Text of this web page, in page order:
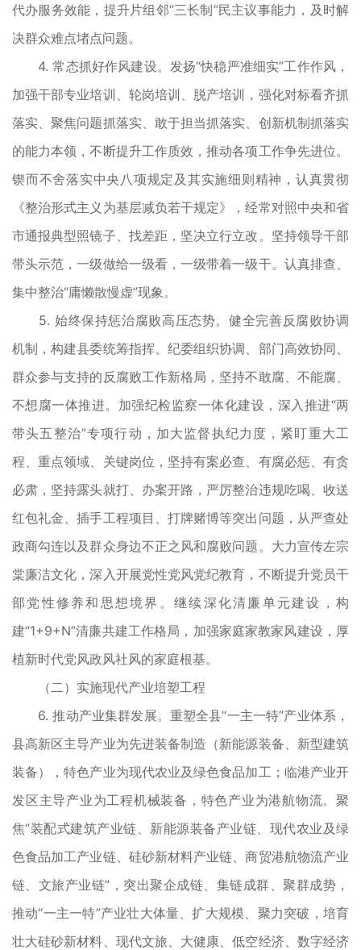
代办服务效能，提升片组邻“三长制”民主议事能力，及时解
决群众难点堵点问题。
4. 常态抓好作风建设。发扬“快稳严准细实”工作作风，
加强干部专业培训、轮岗培训、脱产培训，强化对标看齐抓
落实、聚焦问题抓落实、敢于担当抓落实、创新机制抓落实
的能力本领，不断提升工作质效，推动各项工作争先进位。
锲而不舍落实中央八项规定及其实施细则精神，认真贯彻
《整治形式主义为基层减负若干规定》，经常对照中央和省
市通报典型照镜子、找差距，坚决立行立改。坚持领导干部
带头示范，一级做给一级看，一级带着一级干。认真排查、
集中整治“庸懒散慢虚”现象。
5. 始终保持惩治腐败高压态势。健全完善反腐败协调
机制，构建县委统筹指挥、纪委组织协调、部门高效协同、
群众参与支持的反腐败工作新格局，坚持不敢腐、不能腐、
不想腐一体推进。加强纪检监察一体化建设，深入推进“两
带头五整治”专项行动，加大监督执纪力度，紧盯重大工
程、重点领域、关键岗位，坚持有案必查、有腐必惩、有贪
必肃，坚持露头就打、办案开路，严厉整治违规吃喝、收送
红包礼金、插手工程项目、打牌赌博等突出问题，从严查处
政商勾连以及群众身边不正之风和腐败问题。大力宣传左宗
棠廉洁文化，深入开展党性党风党纪教育，不断提升党员干
部党性修养和思想境界。继续深化清廉单元建设，构
建“1+9+N”清廉共建工作格局，加强家庭家教家风建设，厚
植新时代党风政风社风的家庭根基。
（二）实施现代产业培塑工程
6. 推动产业集群发展。重塑全县“一主一特”产业体系，
县高新区主导产业为先进装备制造（新能源装备、新型建筑
装备），特色产业为现代农业及绿色食品加工；临港产业开
发区主导产业为工程机械装备，特色产业为港航物流。聚
焦“装配式建筑产业链、新能源装备产业链、现代农业及绿
色食品加工产业链、硅砂新材料产业链、商贸港航物流产业
链、文旅产业链”，突出聚企成链、集链成群、聚群成势，
推动“一主一特”产业壮大体量、扩大规模、聚力突破，培育
壮大硅砂新材料、现代文旅、大健康、低空经济、数字经济